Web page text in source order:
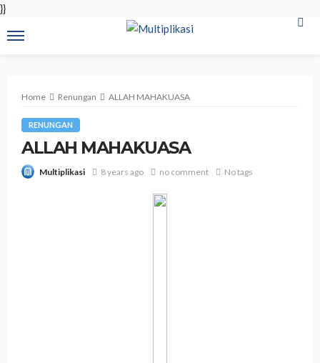
}}
Home Renungan ALLAH MAHAKUASA
RENUNGAN
ALLAH MAHAKUASA
Multiplikasi 8 years ago no comment No tags